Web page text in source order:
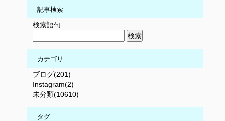
記事検索
検索語句
カテゴリ
ブログ(201)
Instagram(2)
未分類(10610)
タグ